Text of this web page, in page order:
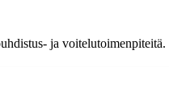
ja voitelutoimenpiteitä.